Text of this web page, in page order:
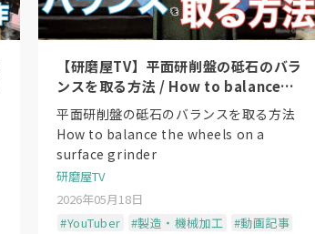
【研磨屋TV】平面研削盤の砥石のバラ
ンスを取る方法 / How to balance
the wheels on a surface grinder
平面研削盤の砥石のバランスを取る方法
How to balance the wheels on a
surface grinder
研磨屋TV
2026年05月18日
#YouTuber
#製造・機械加工 #動画記事